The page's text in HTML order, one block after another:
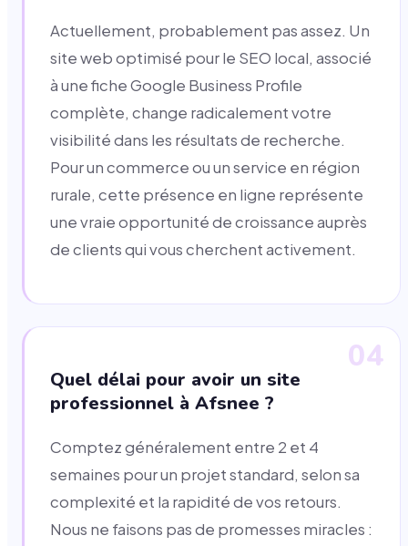
Actuellement, probablement pas assez. Un
site web optimisé pour le SEO local, associé
à une fiche Google Business Profile
complète, change radicalement votre
visibilité dans les résultats de recherche.
Pour un commerce ou un service en région
rurale, cette présence en ligne représente
une vraie opportunité de croissance auprès
de clients qui vous cherchent activement.
04
Quel délai pour avoir un site
professionnel à Afsnee ?
Comptez généralement entre 2 et 4
semaines pour un projet standard, selon sa
complexité et la rapidité de vos retours.
Nous ne faisons pas de promesses miracles :